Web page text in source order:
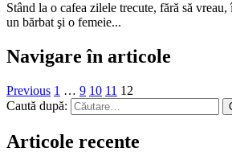
Stând la o cafea zilele trecute, fără să vreau,
un bărbat şi o femeie...
Navigare în articole
Previous 1 … 9 10 11 12
Caută după:
Articole recente